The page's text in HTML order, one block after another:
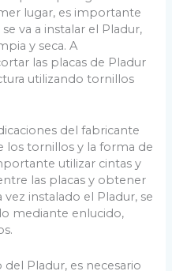
lugar, es importante
va a instalar el Pladur,
y seca. A
las placas de Pladur
utilizando tornillos
del fabricante
los tornillos y la forma de
utilizar cintas y
las placas y obtener
instalado el Pladur, se
mediante enlucido,
Pladur, es necesario